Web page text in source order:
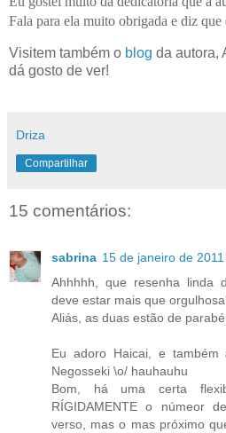
Fala para ela muito obrigada e diz
Visitem também o blog da autora,
dá gosto de ver!
Driza
Compartilhar
15 comentários:
sabrina 15 de janeiro de
Ahhhhh, que resenha linda
deve estar mais que
Aliás, as duas estão de
Eu adoro Haicai, e também
Negosseki \o/ hauhauhu
Bom, há uma certa
RÍGIDAMENTE o númeor
verso, mas o mas próximo